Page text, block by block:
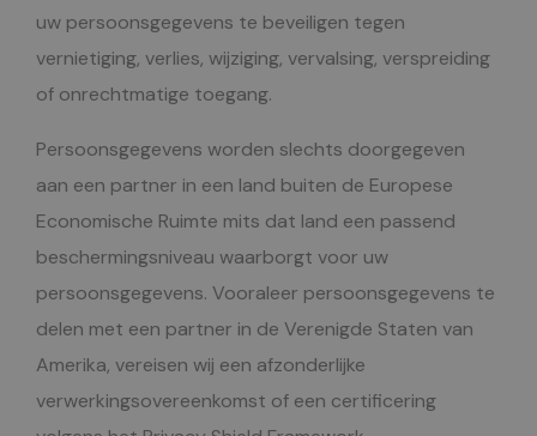
uw persoonsgegevens te beveiligen tegen
vernietiging, verlies, wijziging, vervalsing, verspreiding
of onrechtmatige toegang.
Persoonsgegevens worden slechts doorgegeven
aan een partner in een land buiten de Europese
Economische Ruimte mits dat land een passend
beschermingsniveau waarborgt voor uw
persoonsgegevens. Vooraleer persoonsgegevens te
delen met een partner in de Verenigde Staten van
Amerika, vereisen wij een afzonderlijke
verwerkingsovereenkomst of een certificering